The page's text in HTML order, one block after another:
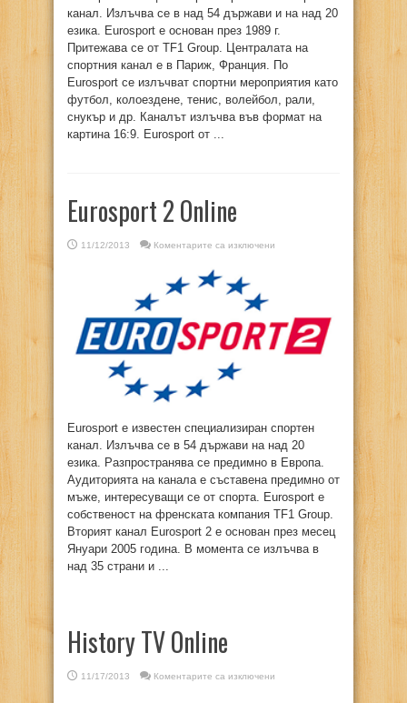
канал. Излъчва се в над 54 държави и на над 20
езика. Eurosport е основан през 1989 г.
Притежава се от TF1 Group. Централата на
спортния канал е в Париж, Франция. По
Eurosport се излъчват спортни мероприятия като
футбол, колоездене, тенис, волейбол, рали,
снукър и др. Каналът излъчва във формат на
картина 16:9. Eurosport от ...
Eurosport 2 Online
11/12/2013 Коментарите са изключени
Eurosport е известен специализиран спортен
канал. Излъчва се в 54 държави на над 20
езика. Разпространява се предимно в Европа.
Аудиторията на канала е съставена предимно от
мъже, интересуващи се от спорта. Еurosport е
собственост на френската компания TF1 Group.
Вторият канал Eurosport 2 е основан през месец
Януари 2005 година. В момента се излъчва в
над 35 страни и ...
History TV Online
11/17/2013 Коментарите са изключени